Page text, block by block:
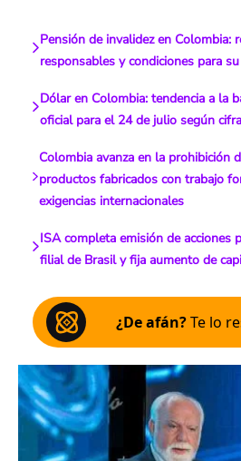
Pensión de invalidez en Colombia:
responsables y condiciones para
Dólar en Colombia: tendencia a la
oficial para el 24 de julio según
Colombia avanza en la prohibición
productos fabricados con trabajo
exigencias internacionales
ISA completa emisión de acciones
filial de Brasil y fija aumento de
¿De afán?Te lo